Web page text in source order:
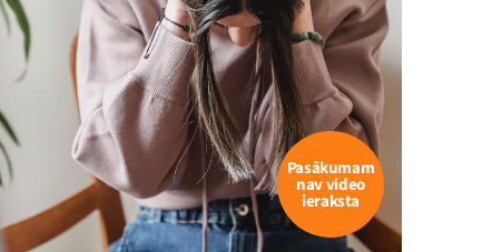
Pasākumam
nav video
ieraksta